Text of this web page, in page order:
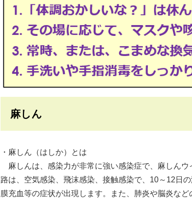
麻しん
・麻しん（はしか）とは
麻しんは、感染力が非常に強い感染症で、麻しん
路は、空気感染、飛沫感染、接触感染で、10～12日
膜充血等の症状が出現します。また、肺炎や脳炎